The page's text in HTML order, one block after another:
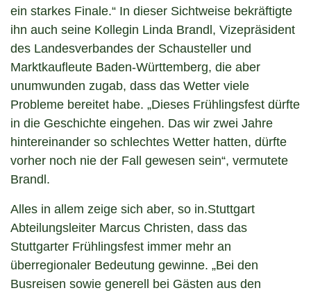
ein starkes Finale.“ In dieser Sichtweise bekräftigte
ihn auch seine Kollegin Linda Brandl, Vizepräsident
des Landesverbandes der Schausteller und
Marktkaufleute Baden-Württemberg, die aber
unumwunden zugab, dass das Wetter viele
Probleme bereitet habe. „Dieses Frühlingsfest dürfte
in die Geschichte eingehen. Das wir zwei Jahre
hintereinander so schlechtes Wetter hatten, dürfte
vorher noch nie der Fall gewesen sein“, vermutete
Brandl.
Alles in allem zeige sich aber, so in.Stuttgart
Abteilungsleiter Marcus Christen, dass das
Stuttgarter Frühlingsfest immer mehr an
überregionaler Bedeutung gewinne. „Bei den
Busreisen sowie generell bei Gästen aus den